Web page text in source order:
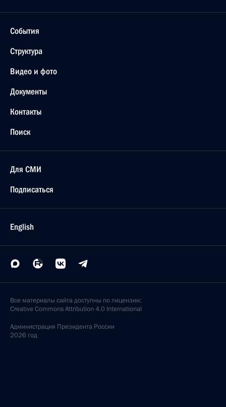
События
Структура
Видео и фото
Документы
Контакты
Поиск
Для СМИ
Подписаться
English
Все материалы сайта доступны по лицензии:
Creative Commons Attribution 4.0 International
Администрация Президента России
2026 год